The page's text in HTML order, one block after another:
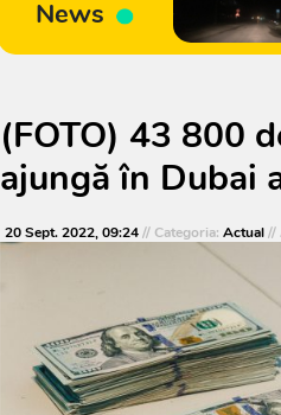
News
(FOTO) 43 800
ajungă în Dubai
20 Sept. 2022, 09:24// Categoria: Actual//